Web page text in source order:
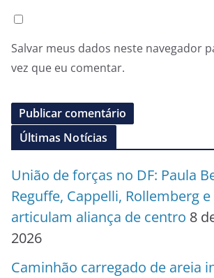
Salvar meus dados neste navegador
vez que eu comentar.
Últimas Notícias
União de forças no DF: Paula
Reguffe, Cappelli, Rollemberg
articulam aliança de centro 8
2026
Caminhão carregado de areia